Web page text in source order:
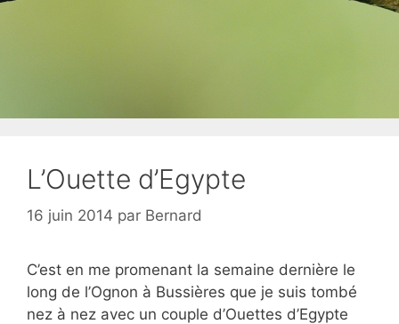
L’Ouette d’Egypte
16 juin 2014 par Bernard
C’est en me promenant la semaine dernière le
long de l’Ognon à Bussières que je suis tombé
nez à nez avec un couple d’Ouettes d’Egypte